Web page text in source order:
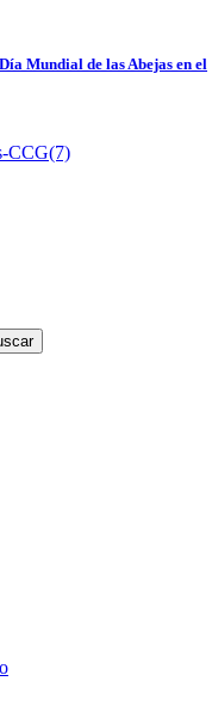
Mundial de las Abejas en el